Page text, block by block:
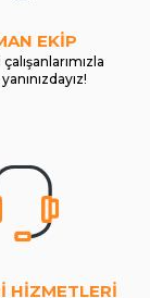
EKİP
HİZMETLERİ